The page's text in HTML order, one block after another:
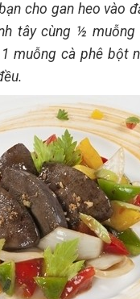
cho gan heo vào
tây cùng ½
muỗng cà phê bột